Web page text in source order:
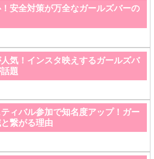
安全対策が万全なガールズバーの
気！インスタ映えするガールズバ
題
ィバル参加で知名度アップ！ガー
繋がる理由